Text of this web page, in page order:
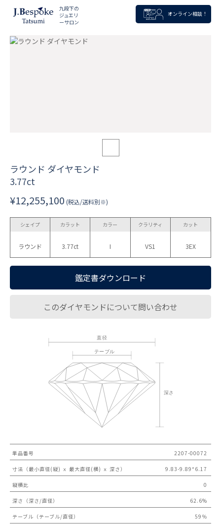
九段下の
ジュエリ
ーサロン
オンライン相談！
ラウンド ダイヤモンド
3.77ct
¥12,255,100 (税込/送料別※)
シェイプ
ラウンド
カラット
3.77ct
カラー
I
クラリティ
VS1
カット
3EX
鑑定書ダウンロード
このダイヤモンドについて問い合わせ
単品番号 2207-00072
寸法（最小直径(縦) ｘ 最大直径(横) ｘ 深さ） 9.83-9.89*6.17
縦横比 0
深さ（深さ/直径） 62.6%
テーブル（テーブル/直径） 59％